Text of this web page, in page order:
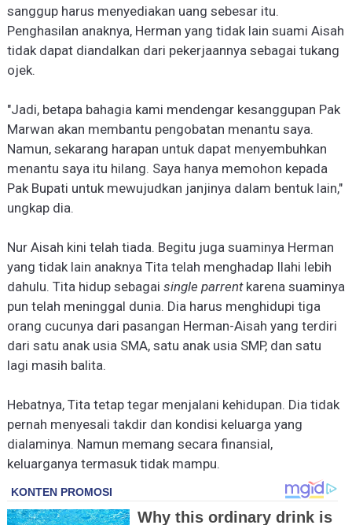
sanggup harus menyediakan uang sebesar itu.
Penghasilan anaknya, Herman yang tidak lain suami Aisah
tidak dapat diandalkan dari pekerjaannya sebagai tukang
ojek.
"Jadi, betapa bahagia kami mendengar kesanggupan Pak
Marwan akan membantu pengobatan menantu saya.
Namun, sekarang harapan untuk dapat menyembuhkan
menantu saya itu hilang. Saya hanya memohon kepada
Pak Bupati untuk mewujudkan janjinya dalam bentuk lain,"
ungkap dia.
Nur Aisah kini telah tiada. Begitu juga suaminya Herman
yang tidak lain anaknya Tita telah menghadap Ilahi lebih
dahulu. Tita hidup sebagai single parrent karena suaminya
pun telah meninggal dunia. Dia harus menghidupi tiga
orang cucunya dari pasangan Herman-Aisah yang terdiri
dari satu anak usia SMA, satu anak usia SMP, dan satu
lagi masih balita.
Hebatnya, Tita tetap tegar menjalani kehidupan. Dia tidak
pernah menyesali takdir dan kondisi keluarga yang
dialaminya. Namun memang secara finansial,
keluarganya termasuk tidak mampu.